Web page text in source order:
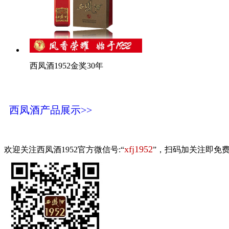
西凤酒1952金奖30年
西凤酒产品展示>>
欢迎关注西凤酒1952官方微信号:“xfj1952”，扫码加关注即免